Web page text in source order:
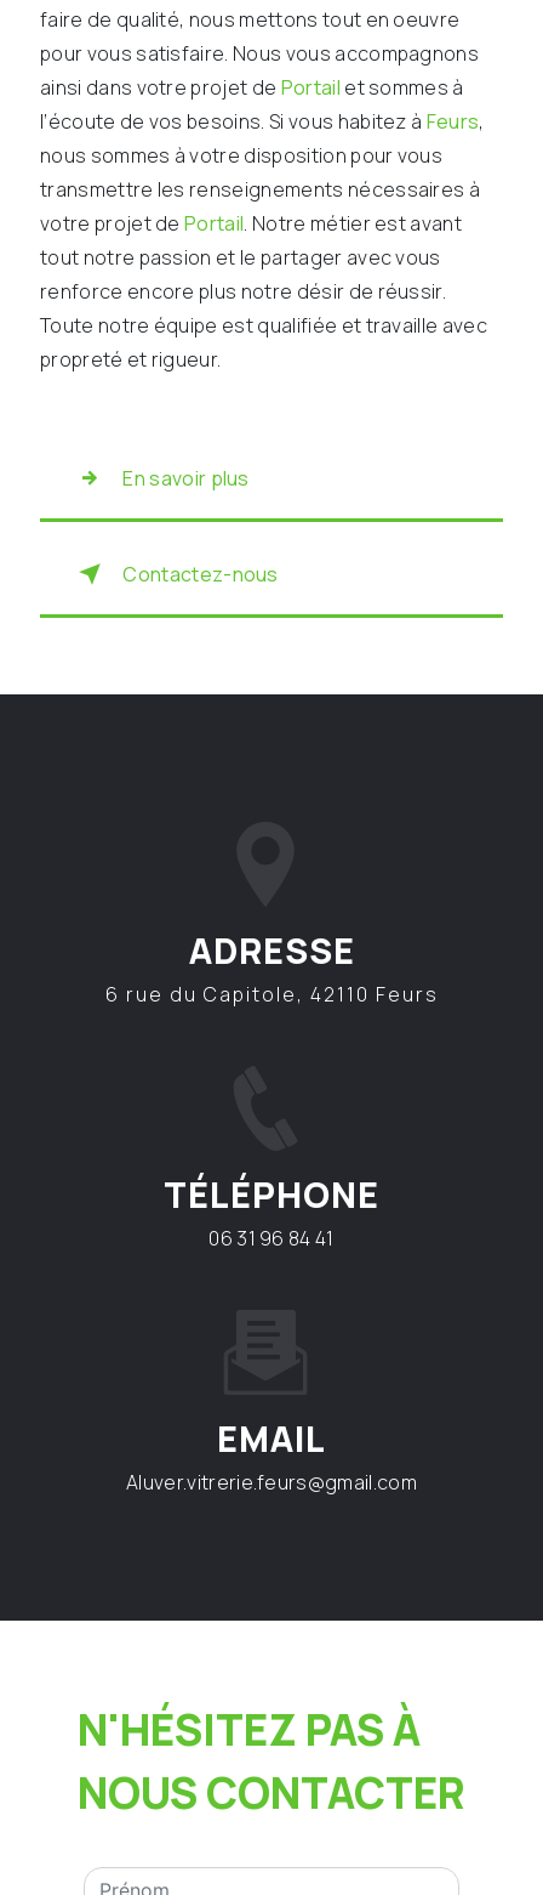
faire de qualité, nous mettons tout en oeuvre
pour vous satisfaire. Nous vous accompagnons
ainsi dans votre projet de Portail et sommes à
l’écoute de vos besoins. Si vous habitez à Feurs,
nous sommes à votre disposition pour vous
transmettre les renseignements nécessaires à
votre projet dePortail. Notre métier est avant
tout notre passion et le partager avec vous
renforce encore plus notre désir de réussir.
Toute notre équipe est qualifiée et travaille avec
propreté et rigueur.
En savoir plus
Contactez-nous
ADRESSE
6 rue du Capitole, 42110 Feurs
TÉLÉPHONE
06 31 96 84 41
EMAIL
aluver.vitrerie.feurs@gmail.com
N'HÉSITEZ PAS À
NOUS CONTACTER